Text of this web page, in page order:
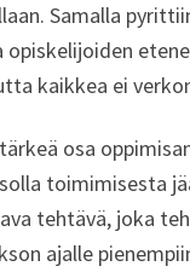
Samalla
kaikkea ei
osa
toimimisesta
tehtävä, joka
ajalle